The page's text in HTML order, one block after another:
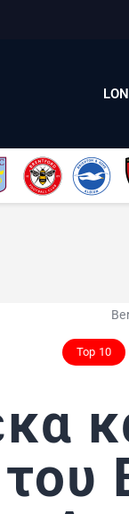
Top 10